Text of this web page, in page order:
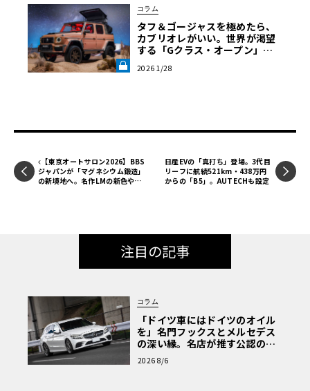
ラーは徒歩5分のレクサスだが、そこの充電器は50kWで店
舗営業時間内しか使えなかった。
コラム
タフ＆ゴージャスを極めたら、
カブリオレがいい。世界が渇望
する「Gクラス・オープン」の
第2回《LE VOLANT LAB》
2026 1/28
【東京オートサロン2026】BBS
ジャパンが「マグネシウム鍛造」
の新境地へ。名作LMの新色や、
日産EVの「真打ち」登場。3代目
リーフに航続521km・438万円
からの「B5」。AUTECHも設定
注目の記事
コラム
「ドイツ車にはドイツのオイル
を」名門フックスとメルセデス
の深い縁。名店が推す公認の安
心と、Cクラスで味わうシルキー
な走り〈PR〉
2026 8/6